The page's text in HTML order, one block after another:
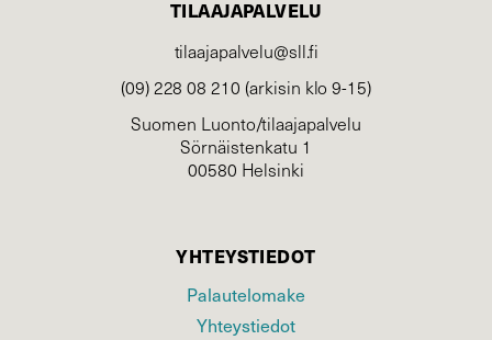
TILAAJAPALVELU
tilaajapalvelu@sll.fi
(09) 228 08 210 (arkisin klo 9-15)
Suomen Luonto/tilaajapalvelu
Sörnäistenkatu 1
00580 Helsinki
YHTEYSTIEDOT
Palautelomake
Yhteystiedot